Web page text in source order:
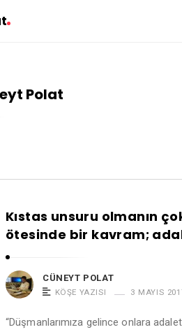
Polat
Kıstas unsuru olmanın
ötesinde bir kavram;
CÜNEYT POLAT
KÖŞE YAZISI 3 MAYIS
“Düşmanlarımıza gelince onlara